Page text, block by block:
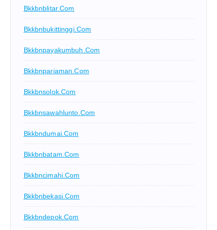
Bkkbnblitar.com
Bkkbnbukittinggi.com
Bkkbnpayakumbuh.com
Bkkbnpariaman.com
Bkkbnsolok.com
Bkkbnsawahlunto.com
Bkkbndumai.com
Bkkbnbatam.com
Bkkbncimahi.com
Bkkbnbekasi.com
Bkkbndepok.com